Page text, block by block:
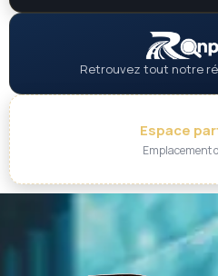
Retrouvez tout notre
Espace
Emplacement